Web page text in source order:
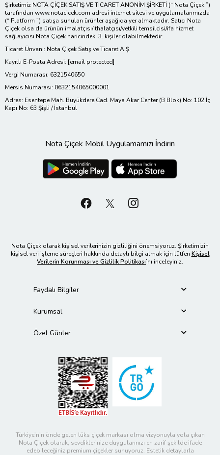
Şirketimiz NOTA ÇİÇEK SATIŞ VE TİCARET ANONİM ŞİRKETİ (“ Nota Çiçek ”)
tarafından www.notacicek.com adresi internet sitesi ve uygulamalarımızda
(“ Platform ”) satışa sunulan ürünler aşağıda yer almaktadır. Satıcı Nota
Çiçek olsa da ürünün imalatçısı/ithalatçısı/yetkili temsilcisi/ifa hizmet
sağlayıcısı Nota Çiçek haricindeki 3. kişiler olabilmektedir.
Ticaret Ünvanı: Nota Çiçek Satış ve Ticaret A.Ş.
Kayıtlı E-Posta Adresi: [email protected]
Vergi Numarası: 6321540650
Mersis Numarası: 0632154065000001
Adres: Esentepe Mah. Büyükdere Cad. Maya Akar Center (B Blok) No: 102 İç
Kapı No: 63 Şişli / İstanbul
Nota Çiçek Mobil Uygulamamızı İndirin
Nota Çiçek olarak kişisel verilerinizin gizliliğini önemsiyoruz. Şirketimizin
kişisel veri işleme süreçleri hakkında detaylı bilgi almak için lütfen Kişisel
Verilerin Korunması ve Gizlilik Politikası’nı inceleyiniz.
Faydalı Bilgiler
Kurumsal
Özel Günler
Türkiye’nin önde gelen lüks çiçek markası olma vizyonuyla yola çıkan
Nota Çiçek olarak, sevdiklerinize duygularınızı en zarif şekilde ifade
edebileceğiniz premium çiçekler sunuyoruz. Estetik detaylarla